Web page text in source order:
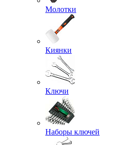
Молотки
Киянки
Ключи
Наборы ключей